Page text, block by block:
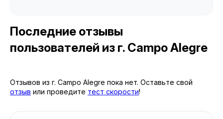
Последние отзывы
пользователей из г. Campo Alegre
Отзывов из г. Campo Alegre пока нет. Оставьте свой
отзыв или проведите тест скорости!